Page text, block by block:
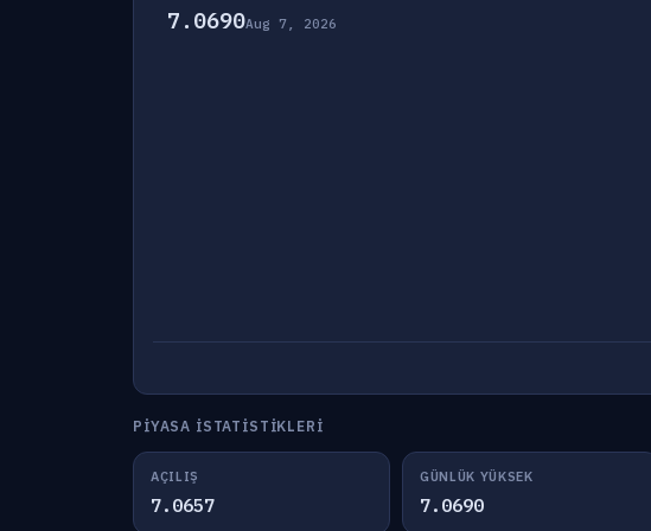
7.0690Aug 7, 2026
PIYASA İSTATISTIKLERI
AÇILIŞ
7.0657
GÜNLÜK YÜKSEK
7.0690